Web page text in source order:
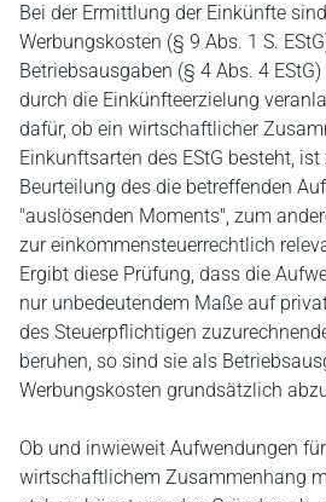
Bei der Ermittlung der Einkünfte
Werbungskosten (§ 9 Abs. 1 S.
Betriebsausgaben (§ 4 Abs. 4
durch die Einkünfteerzielung
dafür, ob ein wirtschaftlicher
Einkunftsarten des EStG besteht,
Beurteilung des die betreffenden
"auslösenden Moments", zum
zur einkommensteuerrechtlich
Ergibt diese Prüfung, dass die
nur unbedeutendem Maße auf
des Steuerpflichtigen
beruhen, so sind sie als
Werbungskosten grundsätzlich
Ob und inwieweit Aufwendungen
wirtschaftlichem Zusammenhang